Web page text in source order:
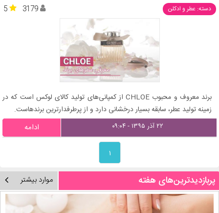
دسته: عطر و ادکلن 5 3179
برند معروف و محبوب CHLOE از کمپانی‌های تولید کالای لوکس است که در
زمینه تولید عطر، سابقه بسیار درخشانی دارد و از پرطرفدارترین برندهاست.
۲۲ آذر ۱۳۹۵ - ۰۹:۰۴ ادامه
۱
پربازدیدترین‌های هفته موارد بیشتر